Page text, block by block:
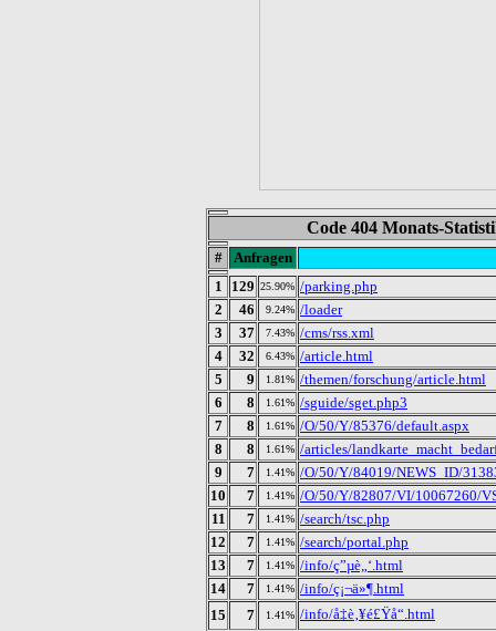
Code 404 Monats-
#
Anfragen
1
129 25.90% /parking.php
2
46 9.24% /loader
3
37 7.43% /cms/rss.xml
4
32 6.43% /article.html
5
9 1.81% /themen/forschung/article.html
6
8 1.61% /sguide/sget.php3
7
8 1.61% /O/50/Y/85376/default.aspx
8
8 1.61% /articles/
9
7 1.41% /O/50/Y/84019/NEWS_ID/
10
7 1.41% /O/50/Y/82807/VI/10067260/
11
7 1.41% /search/tsc.php
12
7 1.41% /search/portal.php
13
7 1.41% /info/ç”µè„‘.html
14
7 1.41% /info/ç¡¬ä»¶.html
15
7 1.41% /info/å‡è‚¥é£Ÿå“.html